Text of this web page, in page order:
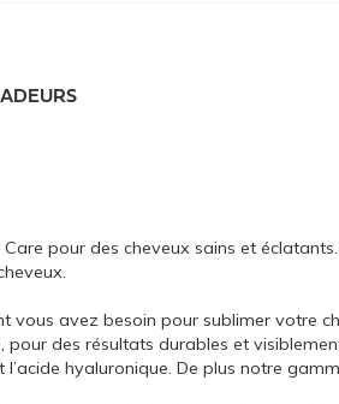
pour des cheveux sains et
vous avez besoin pour sublimer votre
des résultats durables et
l’acide hyaluronique. De plus notre